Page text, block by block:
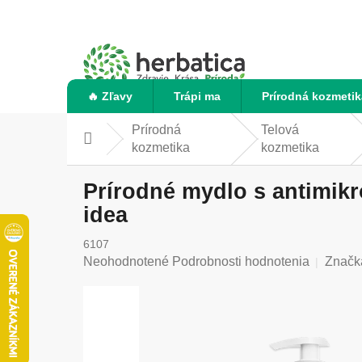
🔥 Zľavy Trápi ma Prírodná
Domov
Prírodná
kozmetika
Telová
kozmetika
Prírodné mydlo s
idea
6107
Priemerné
Neohodnotené Podrobnosti hodnotenia